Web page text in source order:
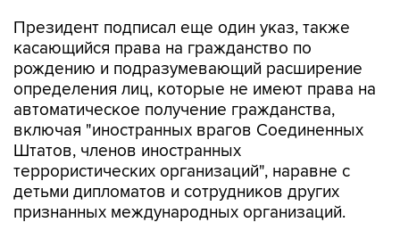
Президент подписал еще один указ, также
касающийся права на гражданство по
рождению и подразумевающий расширение
определения лиц, которые не имеют права на
автоматическое получение гражданства,
включая "иностранных врагов Соединенных
Штатов, членов иностранных
террористических организаций", наравне с
детьми дипломатов и сотрудников других
признанных международных организаций.